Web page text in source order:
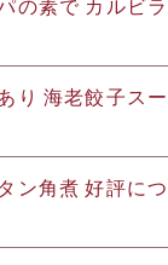
の素で カルビ
り 海老餃子ス
ン角煮 好評に